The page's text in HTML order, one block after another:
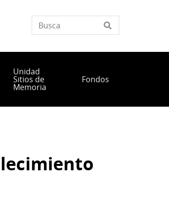
Unidad
Sitios de
Memoria
Fondos